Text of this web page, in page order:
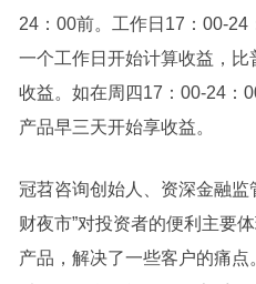
24：00前。 工作日17：00-24
一个工作日开始计算收益，
收益。如在周四17：00-24：
产品早三天开始享收益。
冠苕咨询创始人、资深金融监
财夜市”对投资者的便利主要
产品，解决了一些客户的痛点